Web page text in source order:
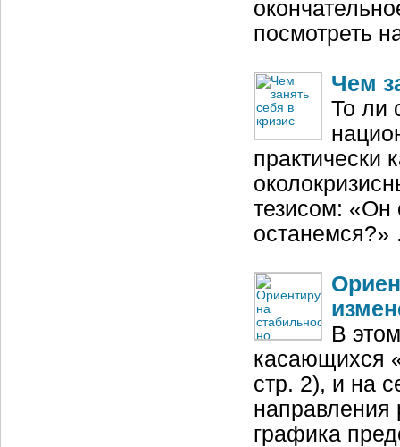
посмотреть
Чем
То ли
практически
тезисом: «Он
В
касающихся
стр. 2), и на
направления
графика